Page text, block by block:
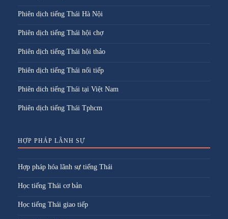
Phiên dịch tiếng Thái Hà Nội
Phiên dịch tiếng Thái hội chợ
Phiên dịch tiếng Thái hội thảo
Phiên dịch tiếng Thái nối tiếp
Phiên dich tiếng Thái tại Việt Nam
Phiên dịch tiếng Thái Tphcm
HỢP PHÁP LÃNH SỰ
Hợp pháp hóa lãnh sự tiếng Thái
Học tiếng Thái cơ bản
Học tiếng Thái giao tiếp